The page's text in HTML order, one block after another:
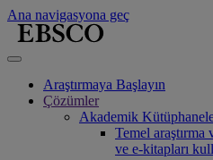
Ana navigasyona geç
Araştırmaya Başlayın
Çözümler
Akademik
Temel araştırma
ve e-kitapları